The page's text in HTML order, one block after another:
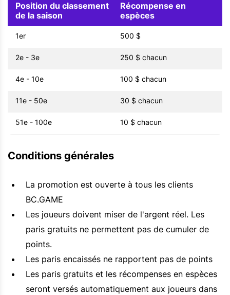
Position du classement
de la saison
Récompense en
espèces
1er 500 $
2e - 3e 250 $ chacun
4e - 10e 100 $ chacun
11e - 50e 30 $ chacun
51e - 100e 10 $ chacun
Conditions générales
La promotion est ouverte à tous les clients
BC.GAME
Les joueurs doivent miser de l'argent réel. Les
paris gratuits ne permettent pas de cumuler de
points.
Les paris encaissés ne rapportent pas de points
Les paris gratuits et les récompenses en espèces
seront versés automatiquement aux joueurs dans